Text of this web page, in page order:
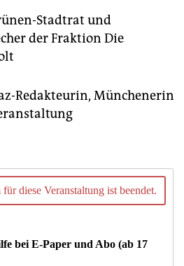
Stadtrat und
der Fraktion Die
Redakteurin, Münchenerin
diese Veranstaltung ist beendet.
bei E-Paper und Abo (ab 17